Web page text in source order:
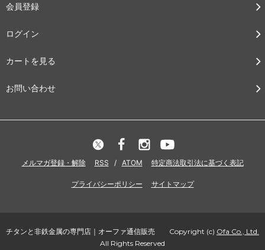
会員登録
ログイン
カートを見る
お問い合わせ
メルマガ登録・解除 RSS / ATOM 特定商法取引法に基づく表記
プライバシーポリシー サイトマップ
チタンと非鉄金属の専門店｜オーファ通信販売 Copyright (c) Ofa Co., Ltd.
All Rights Reserved